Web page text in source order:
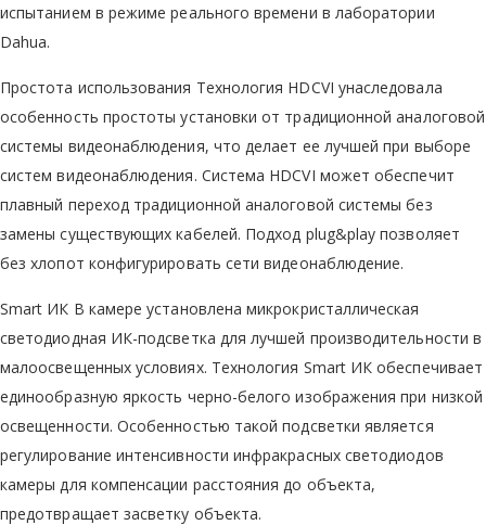
испытанием в режиме реального времени в лаборатории
Dahua.
Простота использования Технология HDCVI унаследовала
особенность простоты установки от традиционной аналоговой
системы видеонаблюдения, что делает ее лучшей при выборе
систем видеонаблюдения. Система HDCVI может обеспечит
плавный переход традиционной аналоговой системы без
замены существующих кабелей. Подход plug&play позволяет
без хлопот конфигурировать сети видеонаблюдение.
Smart ИК В камере установлена микрокристаллическая
светодиодная ИК-подсветка для лучшей производительности в
малоосвещенных условиях. Технология Smart ИК обеспечивает
единообразную яркость черно-белого изображения при низкой
освещенности. Особенностью такой подсветки является
регулирование интенсивности инфракрасных светодиодов
камеры для компенсации расстояния до объекта,
предотвращает засветку объекта.